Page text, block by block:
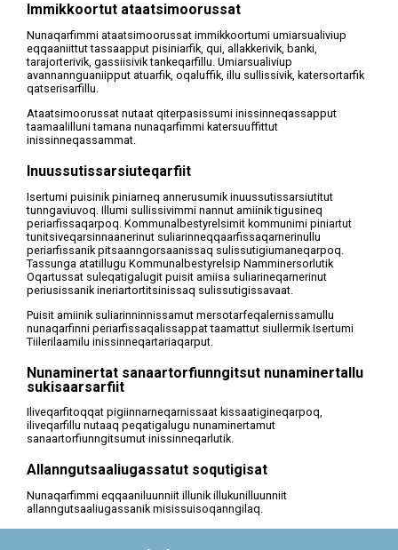
Immikkoortut ataatsimoorussat
Nunaqarfimmi ataatsimoorussat immikkoortumi umiarsualiviup
eqqaaniittut tassaapput pisiniarfik, qui, allakkerivik, banki,
tarajorterivik, gassiisivik tankeqarfillu. Umiarsualiviup
avannannguaniipput atuarfik, oqaluffik, illu sullissivik, katersortarfik
qatserisarfillu.
Ataatsimoorussat nutaat qiterpasissumi inissinneqassapput
taamaalilluni tamana nunaqarfimmi katersuuffittut
inissinneqassammat.
Inuussutissarsiuteqarfiit
Isertumi puisinik piniarneq annerusumik inuussutissarsiutitut
tunngaviuvoq. Illumi sullissivimmi nannut amiinik tigusineq
periarfissaqarpoq. Kommunalbestyrelsimit kommunimi piniartut
tunitsiveqarsinnaanerinut suliarinneqqaarfissaqarnerinullu
periarfissanik pitsaanngorsaanissaq sulissutigiumaneqarpoq.
Tassunga atatillugu Kommunalbestyrelsip Namminersorlutik
Oqartussat suleqatigalugit puisit amiisa suliarineqarnerinut
periusissanik ineriartortitsinissaq sulissutigissavaat.
Puisit amiinik suliarinninnissamut mersotarfeqalernissamullu
nunaqarfinni periarfissaqalissappat taamattut siullermik Isertumi
Tiilerilaamilu inissinneqartariaqarput.
Nunaminertat sanaartorfiunngitsut nunaminertallu
sukisaarsarfiit
Iliveqarfitoqqat pigiinnarneqarnissaat kissaatigineqarpoq,
iliveqarfillu nutaaq peqatigalugu nunaminertamut
sanaartorfiunngitsumut inissinneqarlutik.
Allanngutsaaliugassatut soqutigisat
Nunaqarfimmi eqqaaniluunniit illunik illukunilluunniit
allanngutsaaliugassanik misissuisoqanngilaq.